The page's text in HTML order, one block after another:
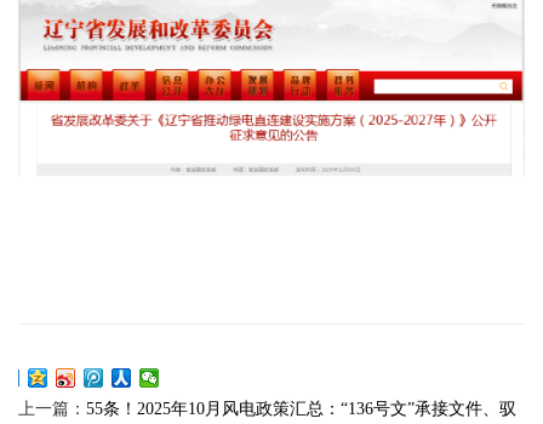
上一篇： 55条！2025年10月风电政策汇总：“136号文”承接文件、驭